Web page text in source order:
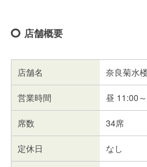
店舗概要
店舗名 奈良菊水
営業時間 昼 11:00
席数 34席
定休日 なし